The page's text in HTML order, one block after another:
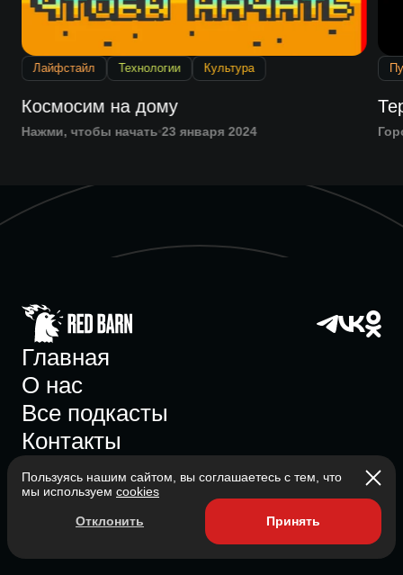
Лайфстайл Технологии Культура
Космосим на дому
Нажми, чтобы начать 23 января 2024
Главная
О нас
Все подкасты
Контакты
Состоит в ассоциации с 2023
Пользуясь нашим сайтом, вы соглашаетесь с тем, что
мы используем cookies
Отклонить Принять